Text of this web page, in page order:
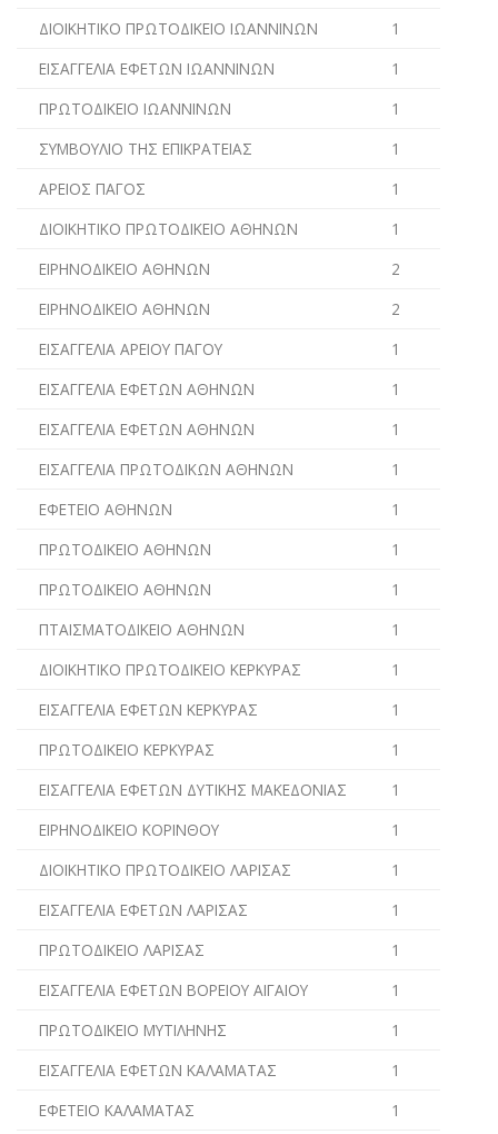
ΔΙΟΙΚΗΤΙΚΟ ΠΡΩΤΟΔΙΚΕΙΟ ΙΩΑΝΝΙΝΩΝ
1
ΕΙΣΑΓΓΕΛΙΑ ΕΦΕΤΩΝ ΙΩΑΝΝΙΝΩΝ
1
ΠΡΩΤΟΔΙΚΕΙΟ ΙΩΑΝΝΙΝΩΝ
1
ΣΥΜΒΟΥΛΙΟ ΤΗΣ ΕΠΙΚΡΑΤΕΙΑΣ
1
ΑΡΕΙΟΣ ΠΑΓΟΣ
1
ΔΙΟΙΚΗΤΙΚΟ ΠΡΩΤΟΔΙΚΕΙΟ ΑΘΗΝΩΝ
1
ΕΙΡΗΝΟΔΙΚΕΙΟ ΑΘΗΝΩΝ
2
ΕΙΡΗΝΟΔΙΚΕΙΟ ΑΘΗΝΩΝ
2
ΕΙΣΑΓΓΕΛΙΑ ΑΡΕΙΟΥ ΠΑΓΟΥ
1
ΕΙΣΑΓΓΕΛΙΑ ΕΦΕΤΩΝ ΑΘΗΝΩΝ
1
ΕΙΣΑΓΓΕΛΙΑ ΕΦΕΤΩΝ ΑΘΗΝΩΝ
1
ΕΙΣΑΓΓΕΛΙΑ ΠΡΩΤΟΔΙΚΩΝ ΑΘΗΝΩΝ
1
ΕΦΕΤΕΙΟ ΑΘΗΝΩΝ
1
ΠΡΩΤΟΔΙΚΕΙΟ ΑΘΗΝΩΝ
1
ΠΡΩΤΟΔΙΚΕΙΟ ΑΘΗΝΩΝ
1
ΠΤΑΙΣΜΑΤΟΔΙΚΕΙΟ ΑΘΗΝΩΝ
1
ΔΙΟΙΚΗΤΙΚΟ ΠΡΩΤΟΔΙΚΕΙΟ ΚΕΡΚΥΡΑΣ
1
ΕΙΣΑΓΓΕΛΙΑ ΕΦΕΤΩΝ ΚΕΡΚΥΡΑΣ
1
ΠΡΩΤΟΔΙΚΕΙΟ ΚΕΡΚΥΡΑΣ
1
ΕΙΣΑΓΓΕΛΙΑ ΕΦΕΤΩΝ ΔΥΤΙΚΗΣ ΜΑΚΕΔΟΝΙΑΣ
1
ΕΙΡΗΝΟΔΙΚΕΙΟ ΚΟΡΙΝΘΟΥ
1
ΔΙΟΙΚΗΤΙΚΟ ΠΡΩΤΟΔΙΚΕΙΟ ΛΑΡΙΣΑΣ
1
ΕΙΣΑΓΓΕΛΙΑ ΕΦΕΤΩΝ ΛΑΡΙΣΑΣ
1
ΠΡΩΤΟΔΙΚΕΙΟ ΛΑΡΙΣΑΣ
1
ΕΙΣΑΓΓΕΛΙΑ ΕΦΕΤΩΝ ΒΟΡΕΙΟΥ ΑΙΓΑΙΟΥ
1
ΠΡΩΤΟΔΙΚΕΙΟ ΜΥΤΙΛΗΝΗΣ
1
ΕΙΣΑΓΓΕΛΙΑ ΕΦΕΤΩΝ ΚΑΛΑΜΑΤΑΣ
1
ΕΦΕΤΕΙΟ ΚΑΛΑΜΑΤΑΣ
1